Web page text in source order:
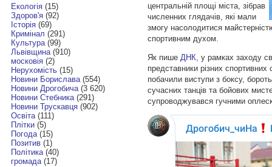
Екологія(15)
Здоров'я(92)
Історія(69)
Кримінал (291)
Культура(99)
Львівщина(910)
московія(2)
Нерухомість(15)
Новини Борислава(554)
Новини Дрогобича(3 620)
Новини Стебника(291)
Новини Трускавця(902)
Освіта(111)
Плітки(5)
Погода(15)
Позитив(1)
Політика(40)
громада(17)
центральній площі міста, зібрав
численних глядачів, які мали
змогу насолодитися
спортивним духом.
Як пише ДНК , у рамках заходу
представники різних спортивних
побачили виступи з боксу,
сучасних танців та бойових
супроводжувався гучними